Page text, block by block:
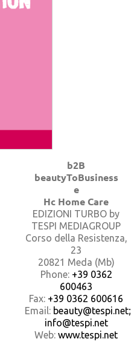
b2B
beautyToBusiness
e
Hc Home Care
EDIZIONI TURBO by
TESPI MEDIAGROUP
Corso della Resistenza,
23
20821 Meda (Mb)
Phone: +39 0362
600463
Fax: +39 0362 600616
Email: beauty@tespi.net;
info@tespi.net
Web: www.tespi.net